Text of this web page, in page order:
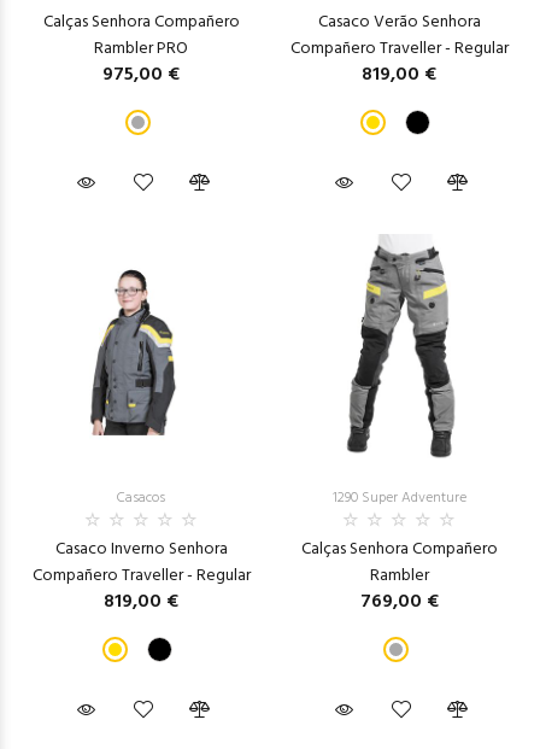
Calças Senhora Compañero
Rambler PRO
975,00 €
Casaco Verão Senhora
Compañero Traveller - Regular
819,00 €
Casacos
Casaco Inverno Senhora
Compañero Traveller - Regular
819,00 €
1290 Super Adventure
Calças Senhora Compañero
Rambler
769,00 €